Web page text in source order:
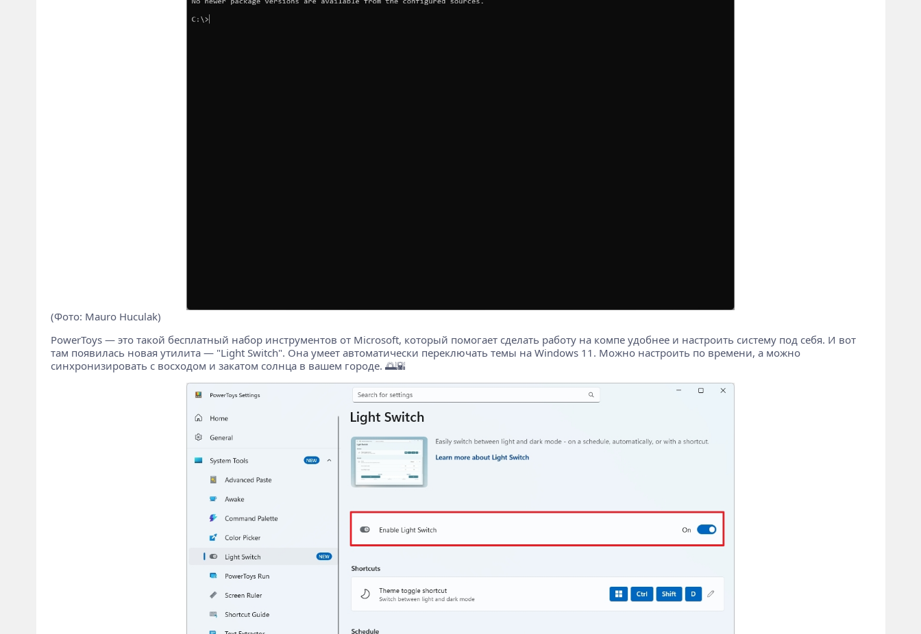
(Фото: Mauro Huculak)
PowerToys — это такой бесплатный набор инструментов от Microsoft, который помогает сделать работу на компе удобнее и настроить систему под себя. И вот
там появилась новая утилита — "Light Switch". Она умеет автоматически переключать темы на Windows 11. Можно настроить по времени, а можно
синхронизировать с восходом и закатом солнца в вашем городе. 🌅🌇